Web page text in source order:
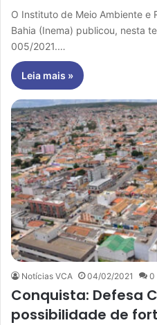
O Instituto de Meio Ambiente e
Bahia (Inema) publicou, nesta
005/2021.…
Leia mais »
Notícias VCA 04/02/2021 0
Conquista: Defesa
possibilidade de